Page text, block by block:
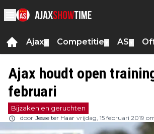
Ajax Competitie AS
Ajax houdt open
februari
Bijzaken en geruchten
door Jesse ter Haar vrijdag, 15 februari 2019